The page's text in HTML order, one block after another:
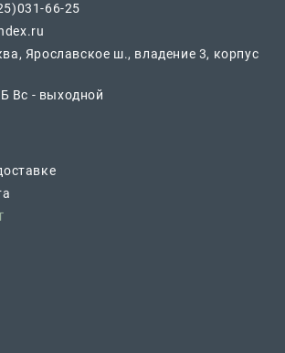
66-25
Ярославское ш., владение 3, корпус
Вс - выходной